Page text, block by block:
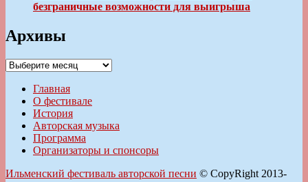
безграничные возможности для выигрыша
Архивы
Архивы
Главная
О фестивале
История
Авторская музыка
Программа
Организаторы и спонсоры
Ильменский фестиваль авторской песни © CopyRight 2013-